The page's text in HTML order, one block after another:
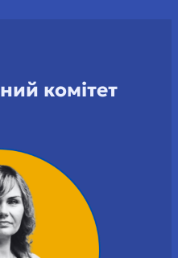
комітет